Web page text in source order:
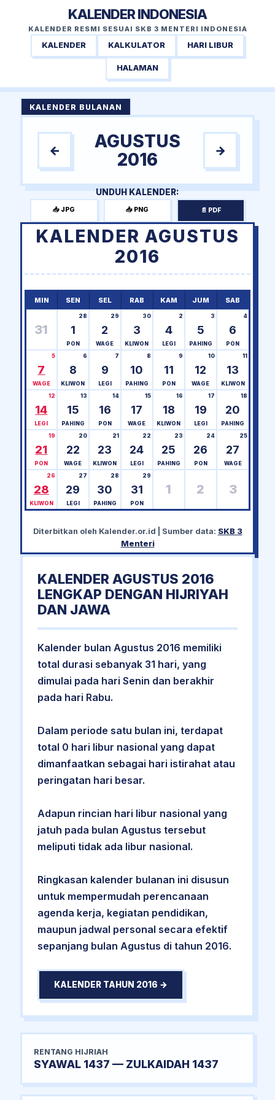
KALENDER INDONESIA
KALENDER RESMI SESUAI SKB 3 MENTERI INDONESIA
KALENDER KALKULATOR HARI LIBUR
HALAMAN
KALENDER BULANAN
←
AGUSTUS
2016
→
UNDUH KALENDER:
📥 JPG 📥 PNG 📄 PDF
KALENDER AGUSTUS
2016
MIN SEN SEL RAB KAM JUM SAB
31 1
28
PON
2
29
WAGE
3
30
KLIWON
4
2
LEGI
5
3
PAHING
6
4
PON
7
5
WAGE
8
6
KLIWON
9
7
LEGI
10
8
PAHING
11
9
PON
12
10
WAGE
13
11
KLIWON
14
12
LEGI
15
13
PAHING
16
14
PON
17
15
WAGE
18
16
KLIWON
19
17
LEGI
20
18
PAHING
21
19
PON
22
20
WAGE
23
21
KLIWON
24
22
LEGI
25
23
PAHING
26
24
PON
27
25
WAGE
28
26
KLIWON
29
27
LEGI
30
28
PAHING
31
29
PON
1 2 3
Diterbitkan oleh Kalender.or.id | Sumber data: SKB 3
Menteri
KALENDER AGUSTUS 2016
LENGKAP DENGAN HIJRIYAH
DAN JAWA
Kalender bulan Agustus 2016 memiliki
total durasi sebanyak 31 hari, yang
dimulai pada hari Senin dan berakhir
pada hari Rabu.
Dalam periode satu bulan ini, terdapat
total 0 hari libur nasional yang dapat
dimanfaatkan sebagai hari istirahat atau
peringatan hari besar.
Adapun rincian hari libur nasional yang
jatuh pada bulan Agustus tersebut
meliputi tidak ada libur nasional.
Ringkasan kalender bulanan ini disusun
untuk mempermudah perencanaan
agenda kerja, kegiatan pendidikan,
maupun jadwal personal secara efektif
sepanjang bulan Agustus di tahun 2016.
KALENDER TAHUN 2016 →
RENTANG HIJRIAH
SYAWAL 1437 — ZULKAIDAH 1437